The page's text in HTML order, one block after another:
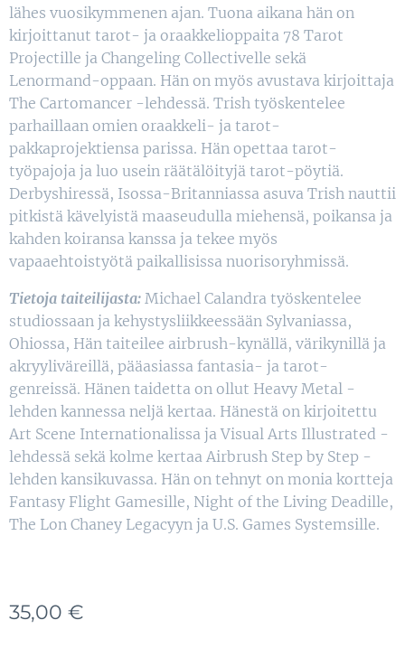
lähes vuosikymmenen ajan. Tuona aikana hän on
kirjoittanut tarot- ja oraakkelioppaita 78 Tarot
Projectille ja Changeling Collectivelle sekä
Lenormand-oppaan. Hän on myös avustava kirjoittaja
The Cartomancer -lehdessä. Trish työskentelee
parhaillaan omien oraakkeli- ja tarot-
pakkaprojektiensa parissa. Hän opettaa tarot-
työpajoja ja luo usein räätälöityjä tarot-pöytiä.
Derbyshiressä, Isossa-Britanniassa asuva Trish nauttii
pitkistä kävelyistä maaseudulla miehensä, poikansa ja
kahden koiransa kanssa ja tekee myös
vapaaehtoistyötä paikallisissa nuorisoryhmissä.
Tietoja taiteilijasta: Michael Calandra työskentelee
studiossaan ja kehystysliikkeessään Sylvaniassa,
Ohiossa, Hän taiteilee airbrush-kynällä, värikynillä ja
akryyliväreillä, pääasiassa fantasia- ja tarot-
genreissä. Hänen taidetta on ollut Heavy Metal -
lehden kannessa neljä kertaa. Hänestä on kirjoitettu
Art Scene Internationalissa ja Visual Arts Illustrated -
lehdessä sekä kolme kertaa Airbrush Step by Step -
lehden kansikuvassa. Hän on tehnyt on monia kortteja
Fantasy Flight Gamesille, Night of the Living Deadille,
The Lon Chaney Legacyyn ja U.S. Games Systemsille.
35,00 €